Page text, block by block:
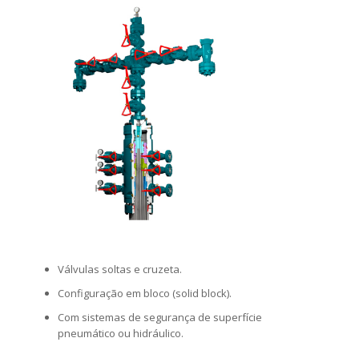
Válvulas soltas e cruzeta.
Configuração em bloco (solid block).
Com sistemas de segurança de superfície
pneumático ou hidráulico.